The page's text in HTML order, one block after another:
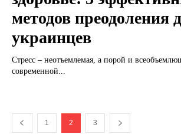
методов преодоления
украинцев
Стресс – неотъемлемая, а порой и
современной...
1 2 3